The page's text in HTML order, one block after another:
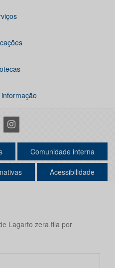
Instagram
Comunidade interna
Acessibilidade
Lagarto zera fila por